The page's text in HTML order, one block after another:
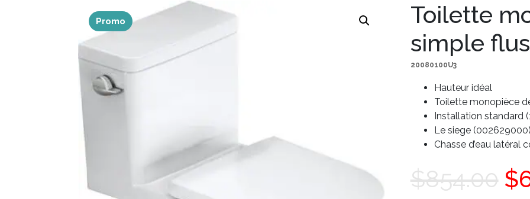
Promo
Toilette
simple
20080100U3
Hauteur idéal
Toilette monopièce
Installation standard
Le siege
Chasse d’eau latéral
$854.00 $